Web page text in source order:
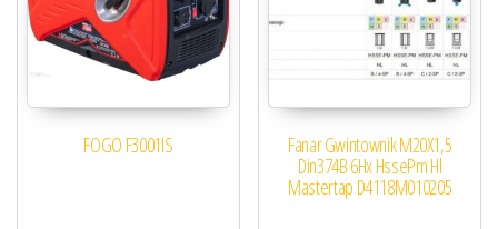
FOGO F3001IS Fanar Gwintownik M20X1,5
Din374B 6Hx HssePm Hl
Mastertap D4118M010205